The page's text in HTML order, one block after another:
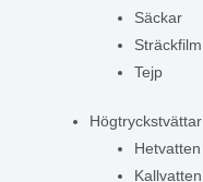
Säckar
Sträckfilm
Tejp
Högtryckstvättar
Hetvatten
Kallvatten